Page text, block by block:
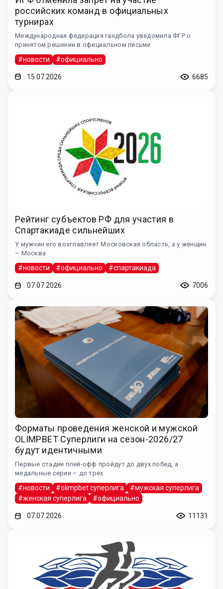
российских команд в официальных
турнирах
Международная федерация гандбола уведомила ФГР о
принятом решении в официальном письме
#новости #официально
15.07.2026 6685
Рейтинг субъектов РФ для участия в
Спартакиаде сильнейших
У мужчин его возглавляет Московская область, а у женщин
– Москва
#новости #официально #спартакиада
07.07.2026 7006
Форматы проведения женской и мужской
OLIMPBET Суперлиги на сезон-2026/27
будут идентичными
Первые стадии плей-офф пройдут до двух побед, а
медальные серии – до трех
#новости #olimpbet суперлига
#мужская суперлига
#женская суперлига
#официально
07.07.2026 11131